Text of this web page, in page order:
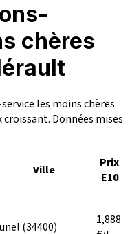
chères
les moins chères
Données mises
Ville
Prix
E10
(34400)
1,888